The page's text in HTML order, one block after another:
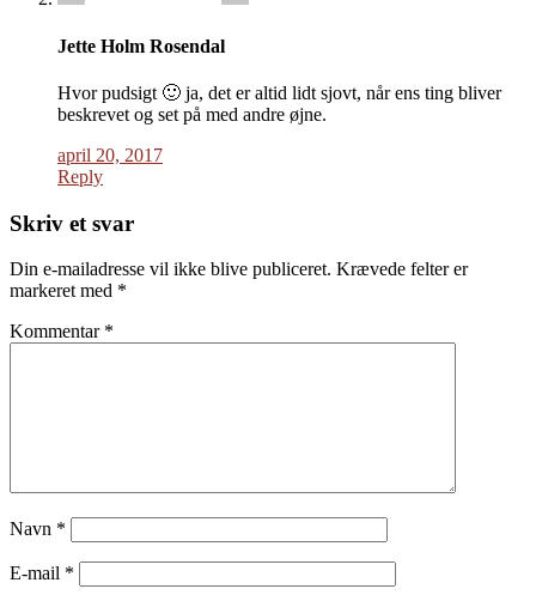
Jette Holm Rosendal
Hvor pudsigt 🙂 ja, det er altid lidt sjovt, når ens ting bliver
beskrevet og set på med andre øjne.
april 20, 2017
Reply
Skriv et svar
Din e-mailadresse vil ikke blive publiceret. Krævede felter er
markeret med *
Kommentar *
Navn *
E-mail *